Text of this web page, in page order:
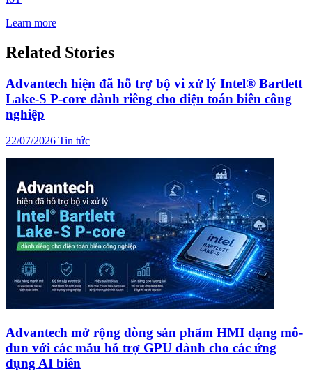
Learn more
Related Stories
Advantech hiện đã hỗ trợ bộ vi xử lý Intel® Bartlett
Lake-S P-core dành riêng cho điện toán biên công
nghiệp
22/07/2026 Tin tức
Advantech mở rộng dòng sản phẩm HMI dạng mô-
đun với các mẫu hỗ trợ GPU dành cho các ứng
dụng AI biên